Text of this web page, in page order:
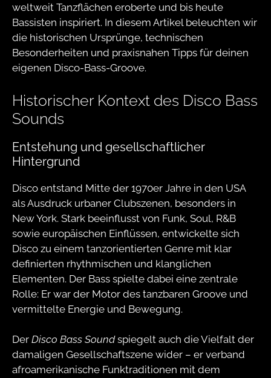
weltweit Tanzflächen eroberte und bis heute
Bassisten inspiriert. In diesem Artikel beleuchten wir
die historischen Ursprünge, technischen
Besonderheiten und praxisnahen Tipps für deinen
eigenen Disco-Bass-Groove.
Historischer Kontext des Disco Bass
Sounds
Entstehung und gesellschaftlicher
Hintergrund
Disco entstand Mitte der 1970er Jahre in den USA
als Ausdruck urbaner Clubszenen, besonders in
New York. Stark beeinflusst von Funk, Soul, R&B
sowie europäischen Einflüssen, entwickelte sich
Disco zu einem tanzorientierten Genre mit klar
definierten rhythmischen und klanglichen
Elementen. Der Bass spielte dabei eine zentrale
Rolle: Er war der Motor des tanzbaren Groove und
vermittelte Energie und Bewegung.
Der Disco Bass Soundspiegelt auch die Vielfalt der
damaligen Gesellschaftszene wider – er verband
afroamerikanische Funktraditionen mit dem